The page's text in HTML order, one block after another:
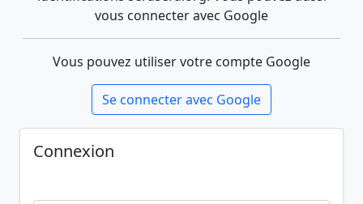
vous connecter avec Google
Vous pouvez utiliser votre compte Google
Se connecter avec Google
Connexion